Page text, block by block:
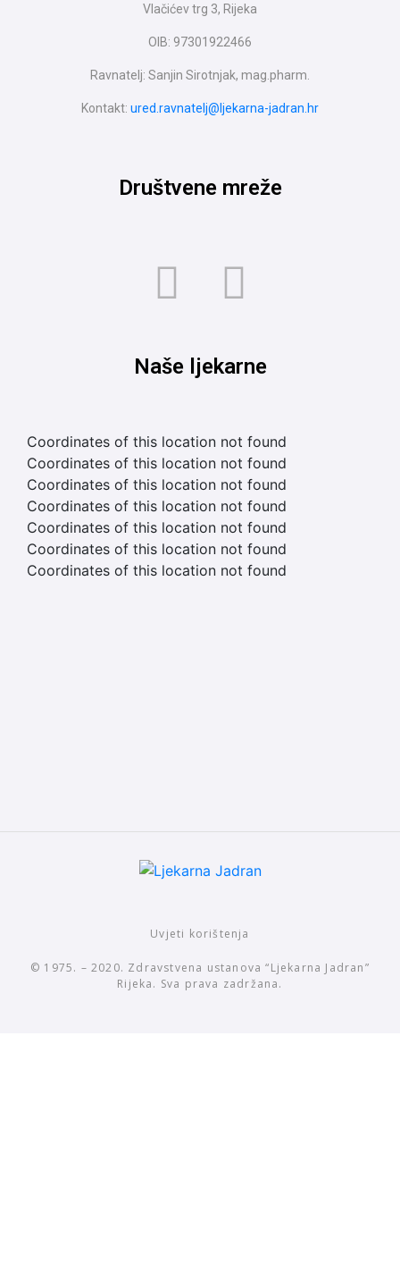
Vlačićev trg 3, Rijeka
OIB: 97301922466
Ravnatelj: Sanjin Sirotnjak, mag.pharm.
Kontakt: ured.ravnatelj@ljekarna-jadran.hr
Društvene mreže
Naše ljekarne
Coordinates of this location not found
Coordinates of this location not found
Coordinates of this location not found
Coordinates of this location not found
Coordinates of this location not found
Coordinates of this location not found
Coordinates of this location not found
Uvjeti korištenja
© 1975. – 2020. Zdravstvena ustanova “Ljekarna Jadran”
Rijeka. Sva prava zadržana.